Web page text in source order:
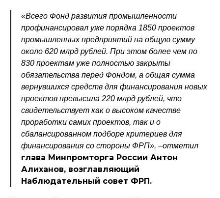
«Всего Фонд развития промышленности
профинансировал уже порядка 1850 проектов
промышленных предприятий на общую сумму
около 620 млрд рублей. При этом более чем по
830 проектам уже полностью закрыты
обязательства перед Фондом, а общая сумма
вернувшихся средств для финансирования новых
проектов превысила 220 млрд рублей, что
свидетельствует как о высоком качестве
проработки самих проектов, так и о
сбалансированном подборе критериев для
финансирования со стороны ФРП», –отметил
глава Минпромторга России Антон
Алиханов, возглавляющий
Наблюдательный совет ФРП.